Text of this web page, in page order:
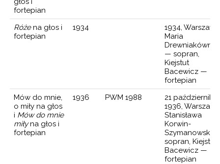
WIOLONCZELOWY
WIOLONCZELOWY
NA 4 WIOLONCZELE
SMYCZKOWY
SMYCZKOWY
SMYCZKOWY
fortepian
Różena głos i
fortepian
1934
1934,
Maria
Drewniakówna
— sopran,
Kiejstut
Bacewicz —
fortepian
Mów do mnie,
o miły na głos
i Mów do mnie
miłyna głos i
fortepian
1936 PWM 1988
21 października
1936,
Stanisława
Korwin-
Szymanowska
sopran, Kiejstut
Bacewicz —
fortepian